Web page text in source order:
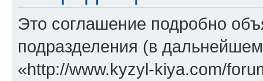
Это соглашение подробно
подразделения (в
«http://www.kyzyl-kiya.com/